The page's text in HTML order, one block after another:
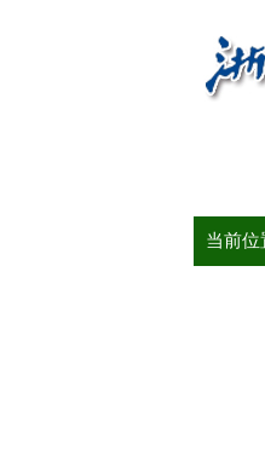
当前位